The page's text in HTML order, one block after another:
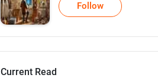
Follow
Current Read